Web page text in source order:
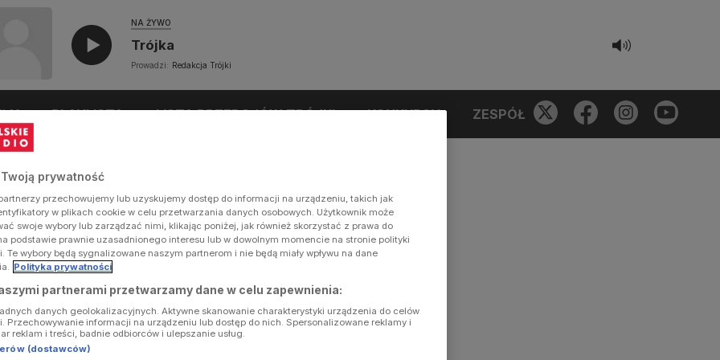
NA ŻYWO
Trójka
Prowadzi: Redakcja Trójki
PLAYLISTA LISTA PRZEBOJÓW TRÓJKI KONKURSY ZESPÓŁ
Twoją prywatność
przechowujemy lub uzyskujemy dostęp do informacji na urządzeniu, takich jak
w plikach cookie w celu przetwarzania danych osobowych. Użytkownik może
swoje wybory lub zarządzać nimi, klikając poniżej, jak również skorzystać z prawa do
podstawie prawnie uzasadnionego interesu lub w dowolnym momencie na stronie polityki
Te wybory będą sygnalizowane naszym partnerom i nie będą miały wpływu na dane
Polityka prywatności
partnerami przetwarzamy dane w celu zapewnienia:
danych geolokalizacyjnych. Aktywne skanowanie charakterystyki urządzenia do celów
Przechowywanie informacji na urządzeniu lub dostęp do nich. Spersonalizowane reklamy i
reklam i treści, badnie odbiorców i ulepszanie usług.
(dostawców)